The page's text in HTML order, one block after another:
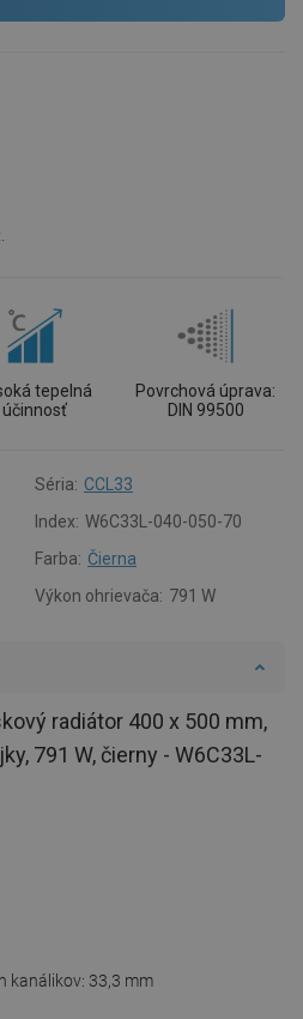
tepelná
účinnosť
Povrchová úprava:
DIN 99500
Séria: CCL33
Index: W6C33L-040-050-70
Farba: Čierna
Výkon ohrievača: 791 W
radiátor 400 x 500 mm,
791 W, čierny - W6C33L-
kanálikov: 33,3 mm